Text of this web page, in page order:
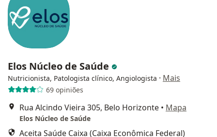
Elos Núcleo de Saúde
Nutricionista, Patologista clínico, Angiologista · Mais
69 opiniões
Rua Alcindo Vieira 305, Belo Horizonte • Mapa
Elos Núcleo de Saúde
Aceita Saúde Caixa (Caixa Econômica Federal)